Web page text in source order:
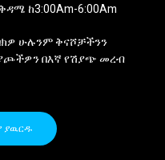
ከ3:00Am-6:00Am
ሁሉንም ቅናሾቻችንን
በእኛ የሽያጭ መረብ
ያዉርዱ